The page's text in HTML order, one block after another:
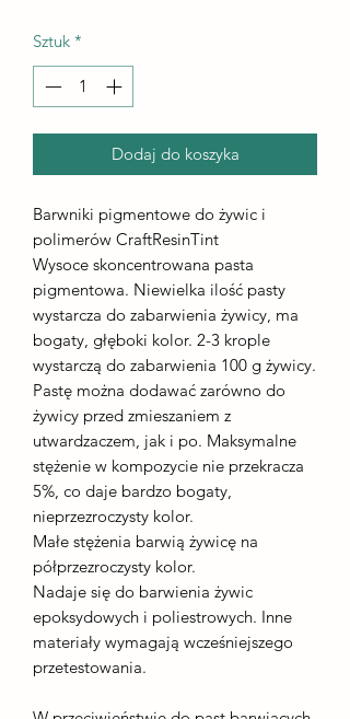
Sztuk *
Dodaj do koszyka
Barwniki pigmentowe do żywic i
polimerów CraftResinTint
Wysoce skoncentrowana pasta
pigmentowa. Niewielka ilość pasty
wystarcza do zabarwienia żywicy, ma
bogaty, głęboki kolor. 2-3 krople
wystarczą do zabarwienia 100 g żywicy.
Pastę można dodawać zarówno do
żywicy przed zmieszaniem z
utwardzaczem, jak i po. Maksymalne
stężenie w kompozycie nie przekracza
5%, co daje bardzo bogaty,
nieprzezroczysty kolor.
Małe stężenia barwią żywicę na
półprzezroczysty kolor.
Nadaje się do barwienia żywic
epoksydowych i poliestrowych. Inne
materiały wymagają wcześniejszego
przetestowania.